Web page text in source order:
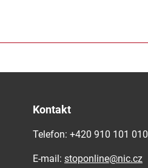
Kontakt
Telefon: +420 910 101 010
E-mail: stoponline@nic.cz